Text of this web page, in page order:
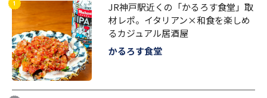
JR神戸駅近くの「かるろす食堂」取
材レポ。イタリアン×和食を楽しめ
るカジュアル居酒屋
かるろす食堂